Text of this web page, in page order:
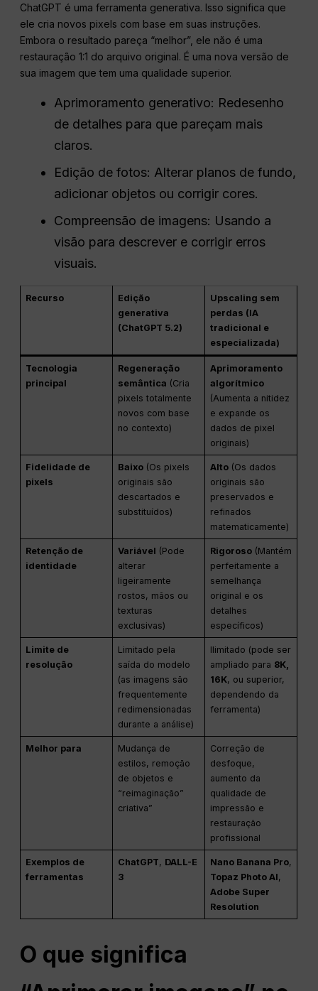
ChatGPT é uma ferramenta generativa. Isso significa que
ele cria novos pixels com base em suas instruções.
Embora o resultado pareça “melhor”, ele não é uma
restauração 1:1 do arquivo original. É uma nova versão de
sua imagem que tem uma qualidade superior.
Aprimoramento generativo: Redesenho
de detalhes para que pareçam mais
claros.
Edição de fotos: Alterar planos de fundo,
adicionar objetos ou corrigir cores.
Compreensão de imagens: Usando a
visão para descrever e corrigir erros
visuais.
Recurso
Edição
generativa
(ChatGPT 5.2)
Upscaling sem
perdas (IA
tradicional e
especializada)
Tecnologia
principal
Regeneração
semântica (Cria
pixels totalmente
novos com base
no contexto)
Aprimoramento
algorítmico
(Aumenta a nitidez
e expande os
dados de pixel
originais)
Fidelidade de
pixels
Baixo(Os pixels
originais são
descartados e
substituídos)
Alto(Os dados
originais são
preservados e
refinados
matematicamente)
Retenção de
identidade
Variável (Pode
alterar
ligeiramente
rostos, mãos ou
texturas
exclusivas)
Rigoroso(Mantém
perfeitamente a
semelhança
original e os
detalhes
específicos)
Limite de
resolução
Limitado pela
saída do modelo
(as imagens são
frequentemente
redimensionadas
durante a análise)
Ilimitado (pode ser
ampliado para 8K,
16K, ou superior,
dependendo da
ferramenta)
Melhor para
Mudança de
estilos, remoção
de objetos e
“reimaginação”
criativa”
Correção de
desfoque,
aumento da
qualidade de
impressão e
restauração
profissional
Exemplos de
ferramentas
ChatGPT, DALL-E
3
Nano Banana Pro,
Topaz Photo AI,
Adobe Super
Resolution
O que significa